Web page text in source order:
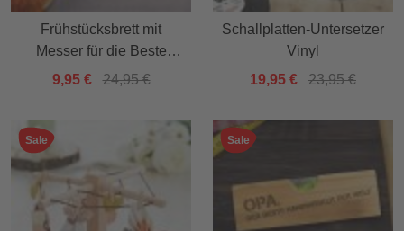
Frühstücksbrett mit
Messer für die Beste
Mama
9,95 € 24,95 €
Schallplatten-Untersetzer
Vinyl
19,95 €
23,95 €
Sale Sale